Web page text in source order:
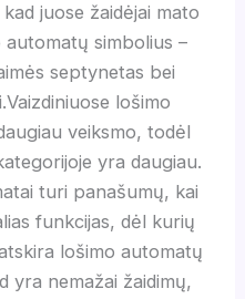
juose žaidėjai mato
simbolius –
septynetas bei
lošimo
veiksmo, todėl
yra daugiau.
turi panašumų, kai
funkcijas, dėl kurių
lošimo automatų
yra nemažai žaidimų,